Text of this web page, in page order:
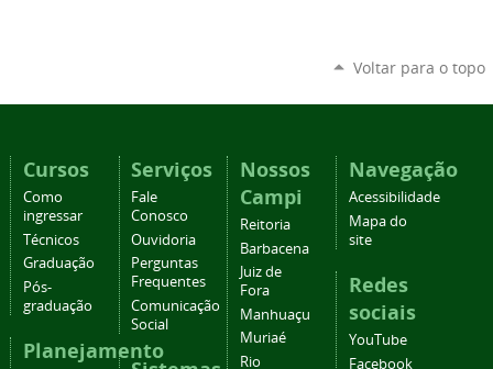
Voltar para o topo
Cursos
Como
ingressar
Técnicos
Graduação
Pós-
graduação
Planejamento
Serviços
Fale
Conosco
Ouvidoria
Perguntas
Frequentes
Comunicação
Social
Nossos
Campi
Reitoria
Barbacena
Juiz de
Fora
Manhuaçu
Muriaé
Rio
Navegação
Acessibilidade
Mapa do
site
Redes
sociais
YouTube
Facebook